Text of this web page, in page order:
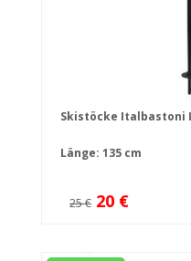
Skistöcke Italbastoni
Länge: 135 cm
25 € 20 €